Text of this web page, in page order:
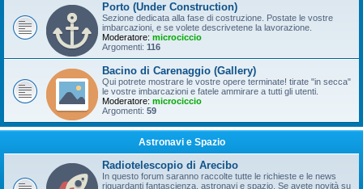
Porto (Under Construction)
Sezione dedicata alla fase di costruzione. Postate le vostre
imbarcazioni, e se volete descrivetene la lavorazione.
Moderatore: microciccio
Argomenti: 116
Bacino di Carenaggio (Gallery)
Qui potrete mostrare le vostre opere terminate! tirate "in secca"
le vostre imbarcazioni e fatele ammirare a tutti gli utenti.
Moderatore: microciccio
Argomenti: 59
Astronavi e Spazio
Radiotelescopio di Arecibo
In questo forum saranno raccolte tutte le richieste e le news
riguardanti fantascienza, astronavi e spazio. Se avete novità su